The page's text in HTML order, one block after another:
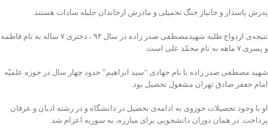
پدرش پاسدار و جانباز جنگ تحمیلی و مادرش ازخاندان جلیله سادات هستند.
نتیجه‌ی ازدواج طلبه شهیدمصطفی صدر زاده در سال ۹۴ ، دختری ۷ ساله به نام فاطمه
و پسری ۷ ماهه به نام محمّد علی است.
شهید مصطفی صدر زاده با نام جهادی “سید ابراهیم” حدود چهار سال در حوزه علمیّه
امام جعفر صادق تهران مشغول تحصیل بود.
او با وجود تحصیلات حوزوی به ادامه‌ی تحصیل در دانشگاه و در رشته ادیان و عرفان
پرداخت. در همان دوران دانشجویی برای مبارزه، به سوریه اعزام شد.